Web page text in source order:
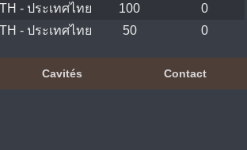
TH - ประเทศไทย 100
0
TH - ประเทศไทย 50 0
Cavités Contact